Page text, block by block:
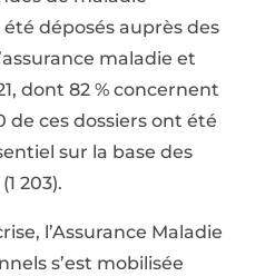
déposés auprès des
maladie et
dont 82 % concernent
de ces dossiers ont été
sur la base des
203).
l’Assurance Maladie
s’est mobilisée